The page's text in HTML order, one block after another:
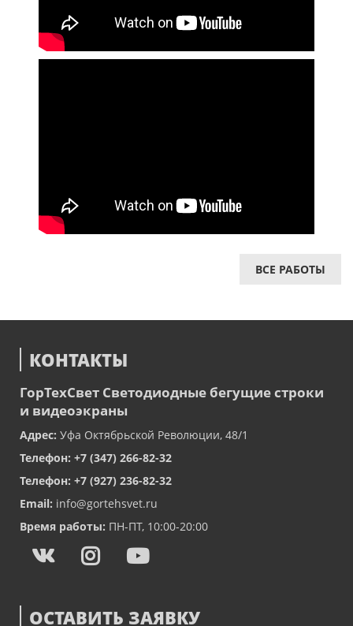
ВСЕ РАБОТЫ
КОНТАКТЫ
ГорТехСвет Светодиодные бегущие строки
и видеоэкраны
Адрес: Уфа Октябрьской Революции, 48/1
Телефон: +7 (347) 266-82-32
Телефон: +7 (927) 236-82-32
Email: info@gortehsvet.ru
Время работы: ПН-ПТ, 10:00-20:00
ОСТАВИТЬ ЗАЯВКУ